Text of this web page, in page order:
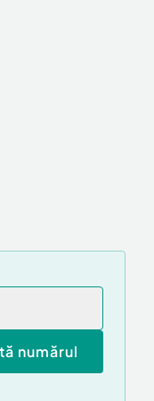
numărul